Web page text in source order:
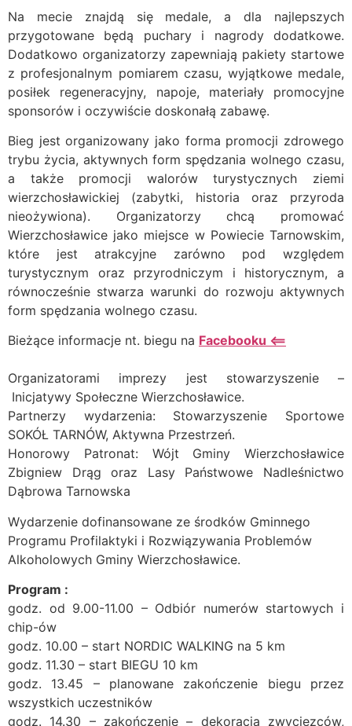
Na mecie znajdą się medale, a dla najlepszych
przygotowane będą puchary i nagrody dodatkowe.
Dodatkowo organizatorzy zapewniają pakiety startowe
z profesjonalnym pomiarem czasu, wyjątkowe medale,
posiłek regeneracyjny, napoje, materiały promocyjne
sponsorów i oczywiście doskonałą zabawę.
Bieg jest organizowany jako forma promocji zdrowego
trybu życia, aktywnych form spędzania wolnego czasu,
a także promocji walorów turystycznych ziemi
wierzchosławickiej (zabytki, historia oraz przyroda
nieożywiona). Organizatorzy chcą promować
Wierzchosławice jako miejsce w Powiecie Tarnowskim,
które jest atrakcyjne zarówno pod względem
turystycznym oraz przyrodniczym i historycznym, a
równocześnie stwarza warunki do rozwoju aktywnych
form spędzania wolnego czasu.
Bieżące informacje nt. biegu na Facebooku <==
Organizatorami imprezy jest stowarzyszenie –
Inicjatywy Społeczne Wierzchosławice.
Partnerzy wydarzenia: Stowarzyszenie Sportowe
SOKÓŁ TARNÓW, Aktywna Przestrzeń.
Honorowy Patronat: Wójt Gminy Wierzchosławice
Zbigniew Drąg oraz Lasy Państwowe Nadleśnictwo
Dąbrowa Tarnowska
Wydarzenie dofinansowane ze środków Gminnego
Programu Profilaktyki i Rozwiązywania Problemów
Alkoholowych Gminy Wierzchosławice.
Program :
godz. od 9.00-11.00 – Odbiór numerów startowych i
chip-ów
godz. 10.00 – start NORDIC WALKING na 5 km
godz. 11.30 – start BIEGU 10 km
godz. 13.45 – planowane zakończenie biegu przez
wszystkich uczestników
godz. 14.30 – zakończenie – dekoracja zwycięzców,